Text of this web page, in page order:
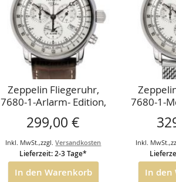
Zeppelin Fliegeruhr,
7680-1-Arlarm- Edition,
100 Jahre Zeppelin
Chronograph
299,00 €
Inkl. MwSt.,zzgl.Versandkosten
Lieferzeit: 2-3 Tage*
In den Warenkorb
7680-1-
Inkl. MwSt.,
In den